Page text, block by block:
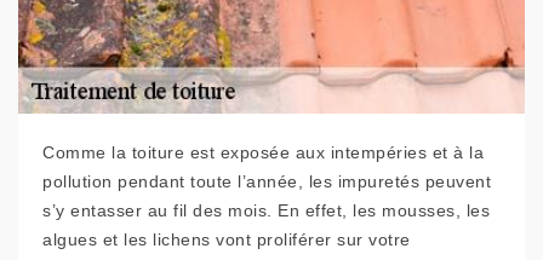
Comme la toiture est exposée aux intempéries et à la
pollution pendant toute l’année, les impuretés peuvent
s’y entasser au fil des mois. En effet, les mousses, les
algues et les lichens vont proliférer sur votre